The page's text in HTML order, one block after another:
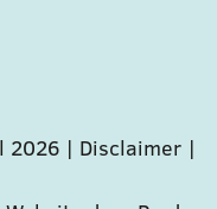
2026 | Disclaimer |